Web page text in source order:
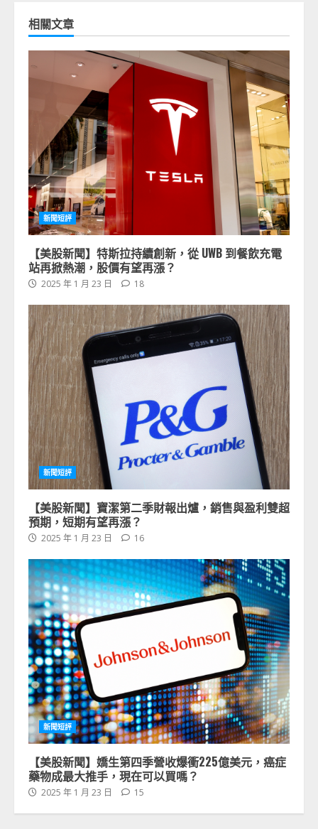
相關文章
新聞短評
【美股新聞】特斯拉持續創新，從 UWB 到餐飲充電
站再掀熱潮，股價有望再漲？
2025 年 1 月 23 日 18
新聞短評
【美股新聞】寶潔第二季財報出爐，銷售與盈利雙超
預期，短期有望再漲？
2025 年 1 月 23 日 16
新聞短評
【美股新聞】嬌生第四季營收爆衝225億美元，癌症
藥物成最大推手，現在可以買嗎？
2025 年 1 月 23 日 15